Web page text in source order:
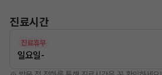
진료시간
진료휴무
일요일-